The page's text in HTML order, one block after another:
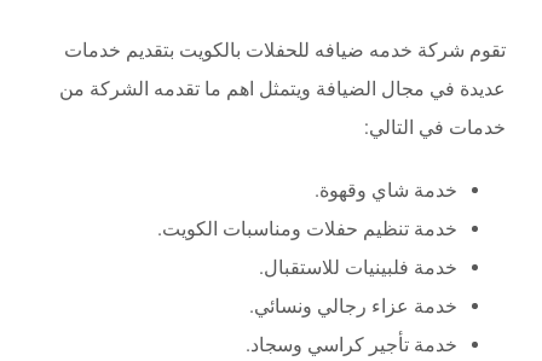
تقوم شركة خدمه ضيافه للحفلات بالكويت بتقديم خدمات
عديدة في مجال الضيافة ويتمثل اهم ما تقدمه الشركة من
خدمات في التالي:
خدمة شاي وقهوة.
خدمة تنظيم حفلات ومناسبات الكويت.
خدمة فلبينيات للاستقبال.
خدمة عزاء رجالي ونسائي.
خدمة تأجير كراسي وسجاد.